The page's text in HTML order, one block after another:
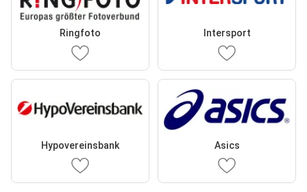
Ringfoto Intersport
Hypovereinsbank Asics